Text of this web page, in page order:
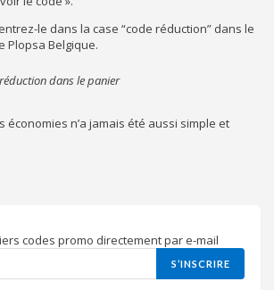
le dans la case “code réduction” dans le
Plopsa Belgique.
dans le panier
économies n’a jamais été aussi simple et
codes promo directement par e-mail
S’INSCRIRE